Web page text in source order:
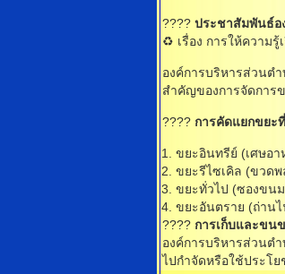
???? ประชาสัมพันธ์อ
♻️ เรื่อง การให้ความ
องค์การบริหารส่วนต
สำคัญของการจัดการ
???? การคัดแยกขยะ
ขยะอินทรีย์ (เศษอา
ขยะรีไซเคิล (ขวด
ขยะทั่วไป (ซองขน
ขยะอันตราย (ถ่าน
???? การเก็บและขน
องค์การบริหารส่วนต
ไปกำจัดหรือใช้ประโย